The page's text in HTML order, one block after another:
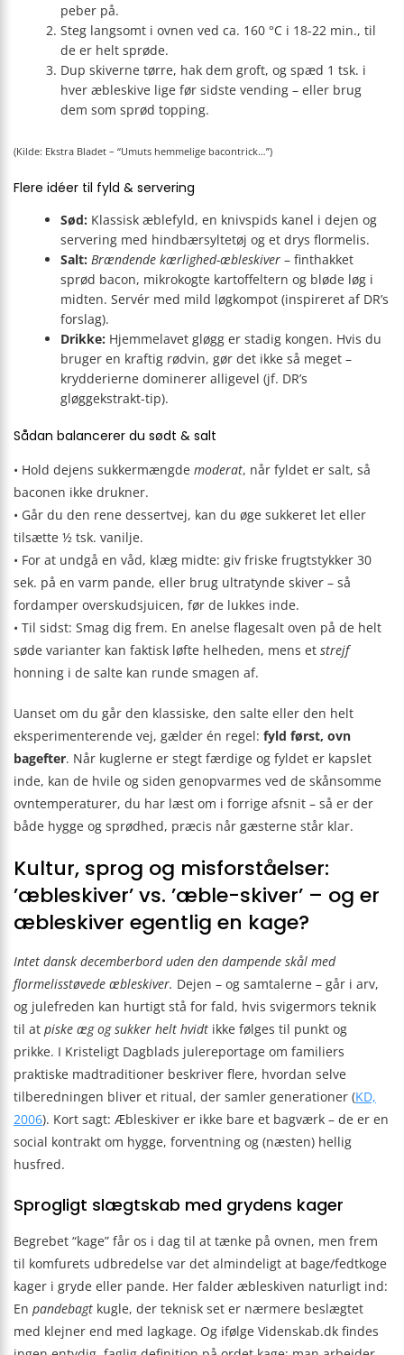
peber på.
Steg langsomt i ovnen ved ca. 160 °C i 18-22 min., til
de er helt sprøde.
Dup skiverne tørre, hak dem groft, og spæd 1 tsk. i
hver æbleskive lige før sidste vending – eller brug
dem som sprød topping.
(Kilde: Ekstra Bladet – “Umuts hemmelige bacontrick…”)
Flere idéer til fyld & servering
Sød: Klassisk æblefyld, en knivspids kanel i dejen og
servering med hindbærsyltetøj og et drys flormelis.
Salt: Brændende kærlighed-æbleskiver – finthakket
sprød bacon, mikrokogte kartoffeltern og bløde løg i
midten. Servér med mild løgkompot (inspireret af DR’s
forslag).
Drikke: Hjemmelavet gløgg er stadig kongen. Hvis du
bruger en kraftig rødvin, gør det ikke så meget –
krydderierne dominerer alligevel (jf. DR’s
gløggekstrakt-tip).
Sådan balancerer du sødt & salt
• Hold dejens sukkermængde moderat, når fyldet er salt, så
baconen ikke drukner.
• Går du den rene dessertvej, kan du øge sukkeret let eller
tilsætte ½ tsk. vanilje.
• For at undgå en våd, klæg midte: giv friske frugtstykker 30
sek. på en varm pande, eller brug ultratynde skiver – så
fordamper overskudsjuicen, før de lukkes inde.
• Til sidst: Smag dig frem. En anelse flagesalt oven på de helt
søde varianter kan faktisk løfte helheden, mens et strejf
honning i de salte kan runde smagen af.
Uanset om du går den klassiske, den salte eller den helt
eksperimenterende vej, gælder én regel: fyld først, ovn
bagefter. Når kuglerne er stegt færdige og fyldet er kapslet
inde, kan de hvile og siden genopvarmes ved de skånsomme
ovntemperaturer, du har læst om i forrige afsnit – så er der
både hygge og sprødhed, præcis når gæsterne står klar.
Kultur, sprog og misforståelser:
’æbleskiver’ vs. ’æble-skiver’ – og er
æbleskiver egentlig en kage?
Intet dansk decemberbord uden den dampende skål med
flormelisstøvede æbleskiver. Dejen – og samtalerne – går i arv,
og julefreden kan hurtigt stå for fald, hvis svigermors teknik
til at piske æg og sukker helt hvidt ikke følges til punkt og
prikke. I Kristeligt Dagblads jule­reportage om familiers
praktiske madtraditioner beskriver flere, hvordan selve
tilberedningen bliver et ritual, der samler generationer (KD,
2006). Kort sagt: Æbleskiver er ikke bare et bagværk – de er en
social kontrakt om hygge, forventning og (næsten) hellig
husfred.
Sprogligt slægtskab med grydens kager
Begrebet “kage” får os i dag til at tænke på ovnen, men frem
til komfurets udbredelse var det almindeligt at bage/fedtkoge
kager i gryde eller pande. Her falder æbleskiven naturligt ind:
En pandebagt kugle, der teknisk set er nærmere beslægtet
med klejner end med lagkage. Og ifølge Videnskab.dk findes